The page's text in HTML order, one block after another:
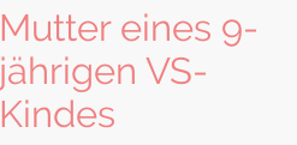
Mutter eines 9-
jährigen VS-
Kindes